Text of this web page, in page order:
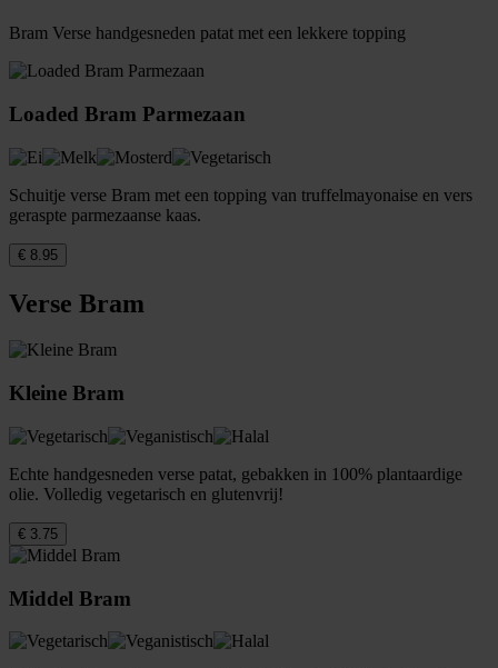
Bram Verse handgesneden patat met een lekkere topping
Loaded Bram Parmezaan
Schuitje verse Bram met een topping van truffelmayonaise en vers
geraspte parmezaanse kaas.
€ 8.95
Verse Bram
Kleine Bram
Echte handgesneden verse patat, gebakken in 100% plantaardige
olie. Volledig vegetarisch en glutenvrij!
€ 3.75
Middel Bram